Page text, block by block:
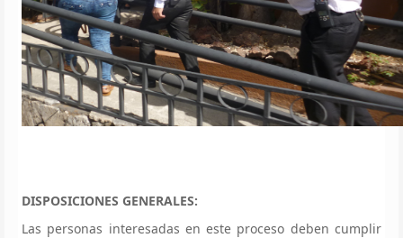
DISPOSICIONES GENERALES:
Las personas interesadas en este proceso deben cumplir